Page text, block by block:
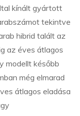
kínált gyártott
tekintve
hibrid talált az
az éves átlagos
modellt később
még elmarad
átlagos eladása